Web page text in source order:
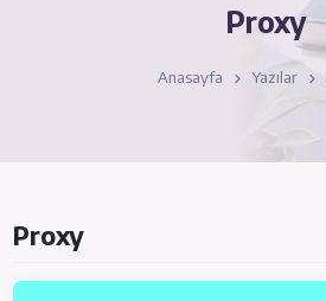
Proxy
Anasayfa Yazılar
Proxy